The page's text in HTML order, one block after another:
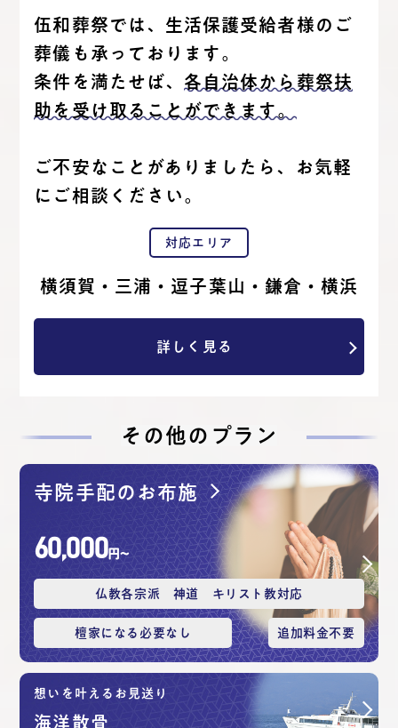
伍和葬祭では、生活保護受給者様のご
葬儀も承っております。
条件を満たせば、 各自治体から葬祭扶
助を受け取ることができます。
ご不安なことがありましたら、お気軽
にご相談ください。
対応エリア
横須賀・三浦・逗子葉山・鎌倉・横浜
詳しく見る
その他のプラン
寺院手配のお布施
仏教各宗派 神道 キリスト教対応
檀家になる必要なし 追加料⾦不要
60,000円〜
想いを叶えるお見送り
海洋散⾻